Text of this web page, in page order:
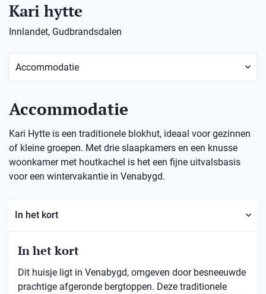
Kari hytte
Innlandet, Gudbrandsdalen
Accommodatie
Kari Hytte is een traditionele blokhut, ideaal voor gezinnen
of kleine groepen. Met drie slaapkamers en een knusse
woonkamer met houtkachel is het een fijne uitvalsbasis
voor een wintervakantie in Venabygd.
In het kort
In het kort
Dit huisje ligt in Venabygd, omgeven door besneeuwde
prachtige afgeronde bergtoppen. Deze traditionele